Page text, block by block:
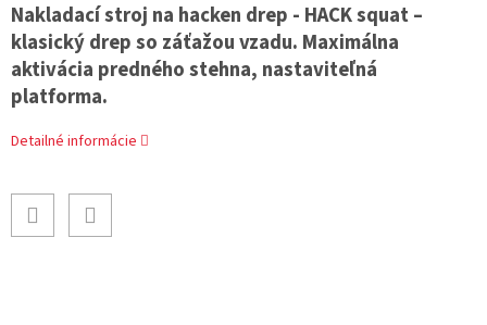
Nakladací stroj na hacken drep - HACK squat –
klasický drep so záťažou vzadu. Maximálna
aktivácia predného stehna, nastaviteľná
platforma.
Detailné informácie